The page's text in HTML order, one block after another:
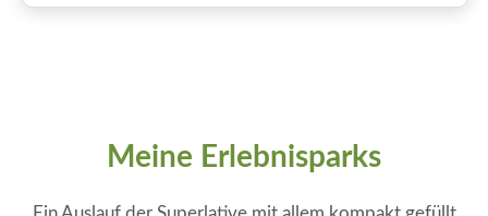
Meine Erlebnisparks